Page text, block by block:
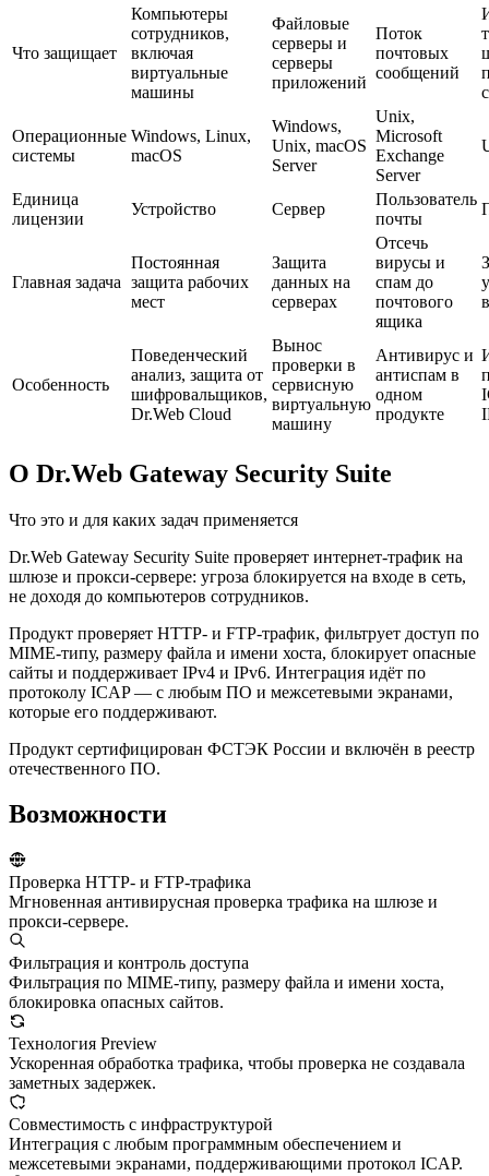
Что защищает
Компьютеры
сотрудников,
включая
виртуальные
машины
Файловые
серверы и
серверы
приложений
Поток
почтовых
сообщений
Операционные
системы
Windows, Linux,
macOS
Windows,
Unix, macOS
Server
Unix,
Microsoft
Exchange
Server
Единица
лицензии
Устройство Сервер
Пользователь
почты
Главная задача
Постоянная
защита рабочих
мест
Защита
данных на
серверах
Отсечь
вирусы и
спам до
почтового
ящика
Особенность
Поведенческий
анализ, защита от
шифровальщиков,
Dr.Web Cloud
Вынос
проверки в
сервисную
виртуальную
машину
Антивирус и
антиспам в
одном
продукте
О Dr.Web Gateway Security Suite
Что это и для каких задач применяется
Dr.Web Gateway Security Suite проверяет интернет-трафик на
шлюзе и прокси-сервере: угроза блокируется на входе в сеть,
не доходя до компьютеров сотрудников.
Продукт проверяет HTTP- и FTP-трафик, фильтрует доступ по
MIME-типу, размеру файла и имени хоста, блокирует опасные
сайты и поддерживает IPv4 и IPv6. Интеграция идёт по
протоколу ICAP — с любым ПО и межсетевыми экранами,
которые его поддерживают.
Продукт сертифицирован ФСТЭК России и включён в реестр
отечественного ПО.
Возможности
Проверка HTTP- и FTP-трафика
Мгновенная антивирусная проверка трафика на шлюзе и
прокси-сервере.
Фильтрация и контроль доступа
Фильтрация по MIME-типу, размеру файла и имени хоста,
блокировка опасных сайтов.
Технология Preview
Ускоренная обработка трафика, чтобы проверка не создавала
заметных задержек.
Совместимость с инфраструктурой
Интеграция с любым программным обеспечением и
межсетевыми экранами, поддерживающими протокол ICAP.